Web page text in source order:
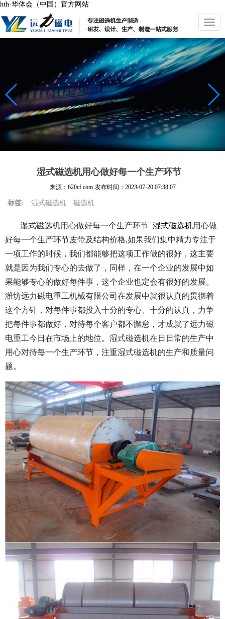
hth·华体会（中国）官方网站
切
换
导
航
湿式磁选机用心做好每一个生产环节
来源：620cf.com 发布时间： 2023-07-20 07:38:07
标签: 湿式磁选机 磁选机
湿式磁选机用心做好每一个生产环节_ 湿式磁选机用心做
好每一个生产环节皮带及结构价格,如果我们集中精力专注于
一项工作的时候，我们都能够把这项工作做的很好，这主要
就是因为我们专心的去做了，同样，在一个企业的发展中如
果能够专心的做好每件事，这个企业也定会有很好的发展。
潍坊远力磁电重工机械有限公司在发展中就很认真的贯彻着
这个方针，对每件事都投入十分的专心、十分的认真，力争
把每件事都做好，对待每个客户都不懈怠，才成就了远力磁
电重工今日在市场上的地位。湿式磁选机在日日常的生产中
用心对待每一个生产环节，注重湿式磁选机的生产和质量问
题。